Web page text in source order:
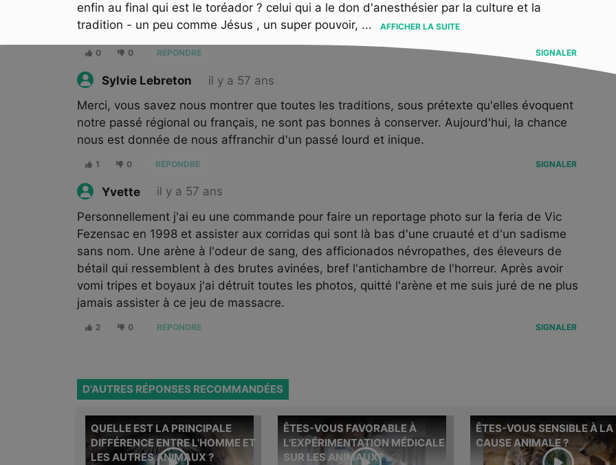
enfin au final qui est le toréador ? celui qui a le don d'anesthésier par la culture et la
tradition - un peu comme Jésus , un super pouvoir, ... AFFICHER LA SUITE
0 0 RÉPONDRE SIGNALER
Sylvie Lebreton
il y a 57 ans
Merci, vous savez nous montrer que toutes les traditions, sous prétexte qu'elles évoquent
notre passé régional ou français, ne sont pas bonnes à conserver. Aujourd'hui, la chance
nous est donnée de nous affranchir d'un passé lourd et inique.
1 0 RÉPONDRE SIGNALER
Yvette
il y a 57 ans
Personnellement j'ai eu une commande pour faire un reportage photo sur la feria de Vic
Fezensac en 1998 et assister aux corridas qui sont là bas d'une cruauté et d'un sadisme
sans nom. Une arène à l'odeur de sang, des afficionados névropathes, des éleveurs de
bétail qui ressemblent à des brutes avinées, bref l'antichambre de l'horreur. Après avoir
vomi tripes et boyaux j'ai détruit toutes les photos, quitté l'arène et me suis juré de ne plus
jamais assister à ce jeu de massacre.
2 0 RÉPONDRE SIGNALER
D'AUTRES RÉPONSES RECOMMANDÉES
QUELLE EST LA PRINCIPALE
DIFFÉRENCE ENTRE L'HOMME ET
LES AUTRES ANIMAUX ?
Michel Onfray répond à cette
question d'abonné.
ÊTES-VOUS FAVORABLE À
L'EXPÉRIMENTATION MÉDICALE
SUR LES ANIMAUX?
Cette vidéo a été initialement
publiée le 26 avril 2021.
ÊTES-VOUS SENSIBLE À LA
CAUSE ANIMALE ?